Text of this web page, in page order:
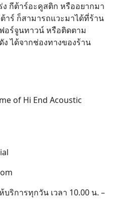
กีต้าร์อะคูสติก หรืออยากมา
ร์ ก็สามารถแวะมาได้ที่ร้าน
อร์จูนทาวน์ หรือติดตาม
ได้จากช่องทางของร้าน
of Hi End Acoustic
บริการทุกวัน เวลา 10.00 น. –